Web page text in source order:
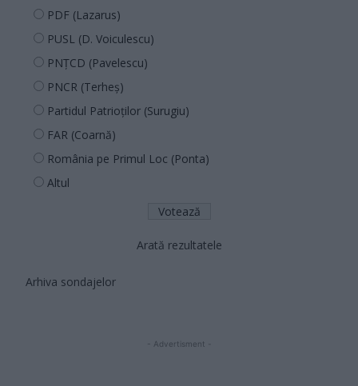
PDF (Lazarus)
PUSL (D. Voiculescu)
PNȚCD (Pavelescu)
PNCR (Terheș)
Partidul Patrioților (Surugiu)
FAR (Coarnă)
România pe Primul Loc (Ponta)
Altul
Arată rezultatele
Arhiva sondajelor
- Advertisment -